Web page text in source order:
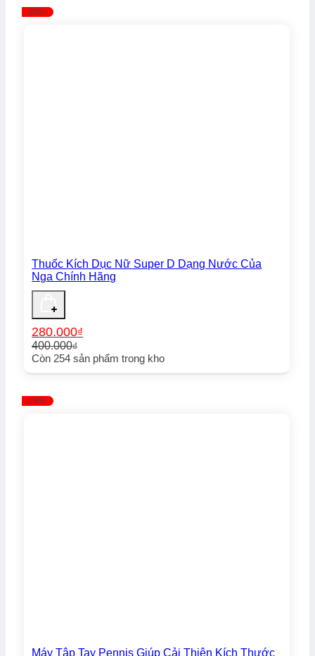
350.000₫.
là:
225.000₫.
-30%
Thuốc Kích Dục Nữ Super D Dạng Nước Của
Nga Chính Hãng
400.000₫
Giá
400.000₫.
280.000₫
Giá
là:
280.000₫.
Còn254 sản phẩm trong kho
-13%
Máy Tập Tay Pennis Giúp Cải Thiện Kích Thước